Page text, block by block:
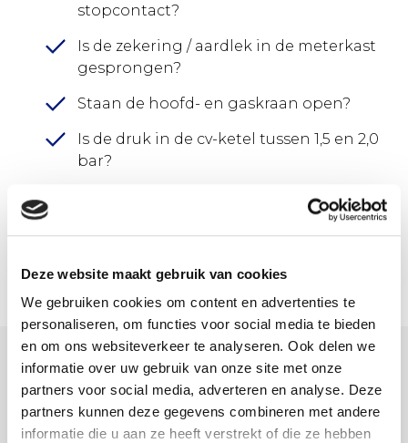
Deze website maakt gebruik van cookies
We gebruiken cookies om content en advertenties te
personaliseren, om functies voor social media te bieden
en om ons websiteverkeer te analyseren. Ook delen we
informatie over uw gebruik van onze site met onze
partners voor social media, adverteren en analyse. Deze
partners kunnen deze gegevens combineren met andere
informatie die u aan ze heeft verstrekt of die ze hebben
stopcontact?
Is de zekering / aardlek in de meterkast
gesprongen?
Staan de hoofd- en gaskraan open?
Is de druk in de cv-ketel tussen 1,5 en 2,0
bar?
Is de installatie vrij van lucht(bellen)?
Stappenplan voor het
ontluchten van radiatoren